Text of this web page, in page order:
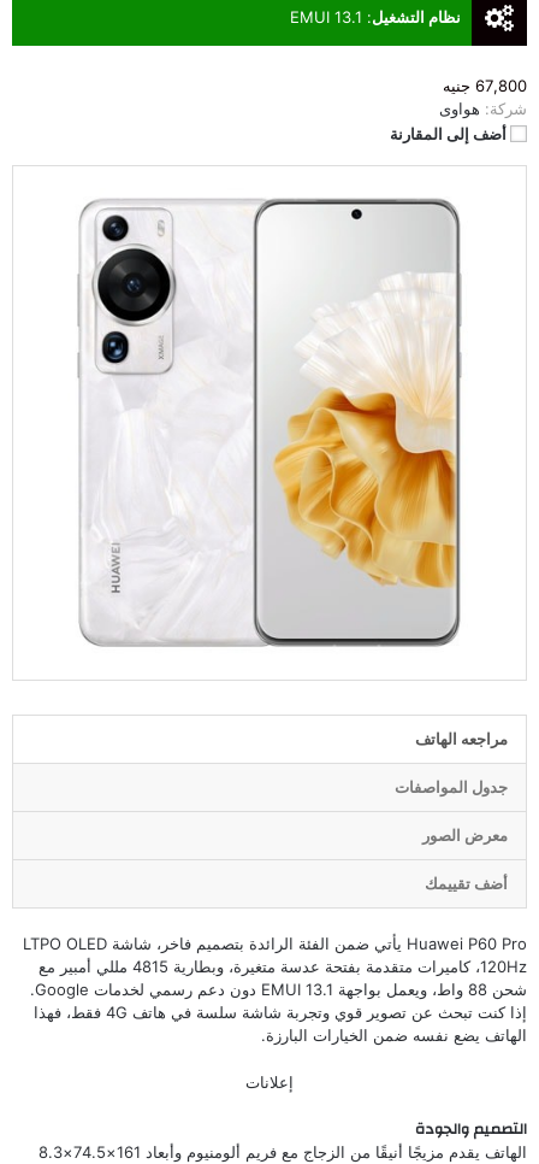
67,800 جنيه
شركة: هواوى
أضف إلى المقارنة
نظام التشغيل:
EMUI 13.1
مراجعه الهاتف
جدول المواصفات
معرض الصور
أضف تقييمك
Huawei P60 Pro يأتي ضمن الفئة الرائدة بتصميم فاخر، شاشة LTPO OLED
120Hz، كاميرات متقدمة بفتحة عدسة متغيرة، وبطارية 4815 مللي أمبير مع
شحن 88 واط، ويعمل بواجهة EMUI 13.1 دون دعم رسمي لخدمات Google.
إذا كنت تبحث عن تصوير قوي وتجربة شاشة سلسة في هاتف 4G فقط، فهذا
الهاتف يضع نفسه ضمن الخيارات البارزة.
إعلانات
التصميم والجودة
الهاتف يقدم مزيجًا أنيقًا من الزجاج مع فريم ألومنيوم وأبعاد 161×74.5×8.3